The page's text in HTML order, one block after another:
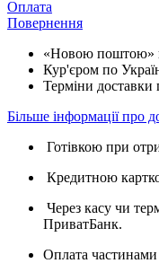
Оплата
Повернення
«Новою поштою»
Кур'єром по
Терміни доставки
Більше інформації про
Готівкою при
Кредитною
Через касу чи
ПриватБанк.
Оплата